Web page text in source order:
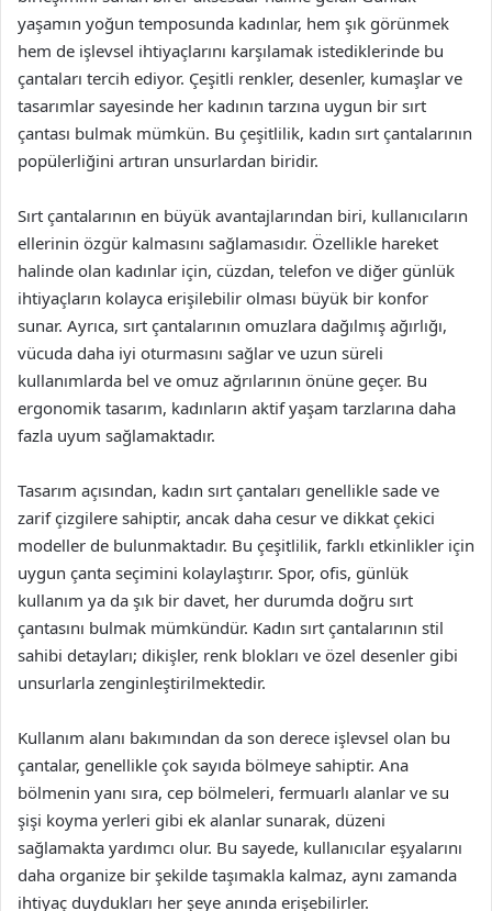
yaşamın yoğun temposunda kadınlar, hem şık görünmek
hem de işlevsel ihtiyaçlarını karşılamak istediklerinde bu
çantaları tercih ediyor. Çeşitli renkler, desenler, kumaşlar ve
tasarımlar sayesinde her kadının tarzına uygun bir sırt
çantası bulmak mümkün. Bu çeşitlilik, kadın sırt çantalarının
popülerliğini artıran unsurlardan biridir.
Sırt çantalarının en büyük avantajlarından biri, kullanıcıların
ellerinin özgür kalmasını sağlamasıdır. Özellikle hareket
halinde olan kadınlar için, cüzdan, telefon ve diğer günlük
ihtiyaçların kolayca erişilebilir olması büyük bir konfor
sunar. Ayrıca, sırt çantalarının omuzlara dağılmış ağırlığı,
vücuda daha iyi oturmasını sağlar ve uzun süreli
kullanımlarda bel ve omuz ağrılarının önüne geçer. Bu
ergonomik tasarım, kadınların aktif yaşam tarzlarına daha
fazla uyum sağlamaktadır.
Tasarım açısından, kadın sırt çantaları genellikle sade ve
zarif çizgilere sahiptir, ancak daha cesur ve dikkat çekici
modeller de bulunmaktadır. Bu çeşitlilik, farklı etkinlikler için
uygun çanta seçimini kolaylaştırır. Spor, ofis, günlük
kullanım ya da şık bir davet, her durumda doğru sırt
çantasını bulmak mümkündür. Kadın sırt çantalarının stil
sahibi detayları; dikişler, renk blokları ve özel desenler gibi
unsurlarla zenginleştirilmektedir.
Kullanım alanı bakımından da son derece işlevsel olan bu
çantalar, genellikle çok sayıda bölmeye sahiptir. Ana
bölmenin yanı sıra, cep bölmeleri, fermuarlı alanlar ve su
şişi koyma yerleri gibi ek alanlar sunarak, düzeni
sağlamakta yardımcı olur. Bu sayede, kullanıcılar eşyalarını
daha organize bir şekilde taşımakla kalmaz, aynı zamanda
ihtiyaç duydukları her şeye anında erişebilirler.